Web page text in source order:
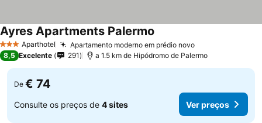
3 EstrelasAparthotel Apartamento moderno em prédio novo
Ayres Apartments Palermo
8,5 Excelente 291 a 1.5 km de Hipódromo de Palermo
De € 74
Consulte os preços de 4 sites Ver preços